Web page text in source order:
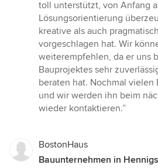
5
Sternen
toll unterstützt, von Anfang
Lösungsorientierung
kreative als auch
vorgeschlagen hat. Wir
weiterempfehlen, da er uns
Bauprojektes sehr
beraten hat. Nochmal vielen
und wir werden ihn beim
wieder kontaktieren.”
BostonHaus
Bauunternehmen in